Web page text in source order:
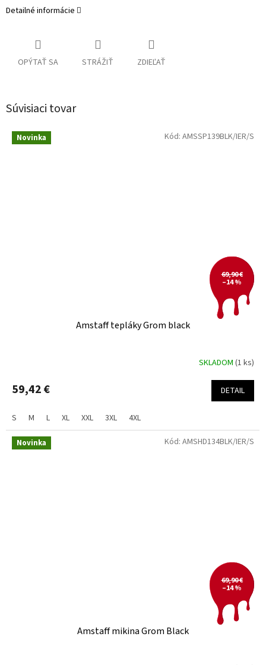
Detailné informácie
OPÝTAŤ SA STRÁŽIŤ ZDIEĽAŤ
Súvisiaci tovar
Novinka
69,90 €
–14 %
Amstaff tepláky Grom black
SKLADOM (1 ks)
59,42 € DETAIL
S M L XL XXL 3XL 4XL
Kód: AMSSP139BLK/IER/S
Novinka
69,90 €
–14 %
Amstaff mikina Grom Black
Kód: AMSHD134BLK/IER/S